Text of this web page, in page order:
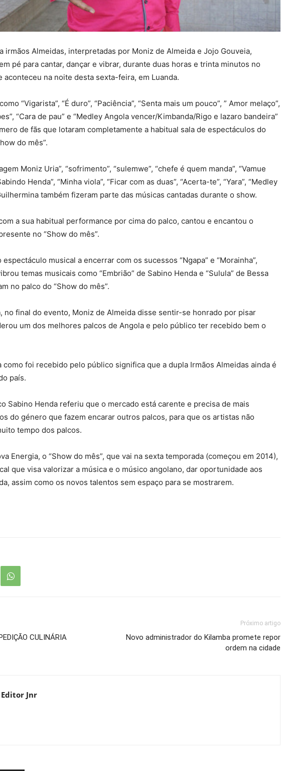
irmãos Almeidas, interpretadas por Moniz de Almeida e Jojo Gouveia,
pé para cantar, dançar e vibrar, durante duas horas e trinta minutos no
aconteceu na noite desta sexta-feira, em Luanda.
“Vigarista”, “É duro”, “Paciência”, “Senta mais um pouco”, ” Amor melaço”,
“Cara de pau” e “Medley Angola vencer/Kimbanda/Rigo e lazaro bandeira”
de fãs que lotaram completamente a habitual sala de espectáculos do
do mês”.
Moniz Uria”, “sofrimento”, “sulemwe”, “chefe é quem manda”, “Vamue
Henda”, “Minha viola”, “Ficar com as duas”, “Acerta-te”, “Yara”, “Medley
também fizeram parte das músicas cantadas durante o show.
a sua habitual performance por cima do palco, cantou e encantou o
no “Show do mês”.
musical a encerrar com os sucessos “Ngapa” e “Morainha”,
temas musicais como “Embrião” de Sabino Henda e “Sulula” de Bessa
no palco do “Show do mês”.
no final do evento, Moniz de Almeida disse sentir-se honrado por pisar
um dos melhores palcos de Angola e pelo público ter recebido bem o
como foi recebido pelo público significa que a dupla Irmãos Almeidas ainda é
país.
Sabino Henda referiu que o mercado está carente e precisa de mais
do género que fazem encarar outros palcos, para que os artistas não
tempo dos palcos.
Energia, o “Show do mês”, que vai na sexta temporada (começou em 2014),
que visa valorizar a música e o músico angolano, dar oportunidade aos
assim como os novos talentos sem espaço para se mostrarem.
CULINÁRIA
Próximo artigo
Novo administrador do Kilamba promete repor
ordem na cidade
Editor Jnr